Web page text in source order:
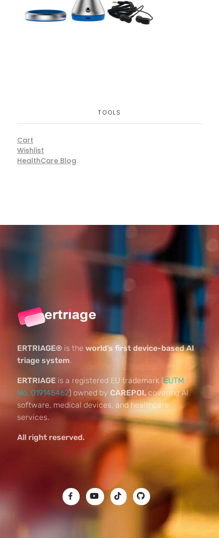
TOOLS
Cart
Wishlist
HealthCare Blog
ERTRIAGE® is the world’s first device-based AI
triage system.
ERTRIAGE is a registered EU trademark (EUTM
No. 019145462) owned by CAREPOI,covering AI
software, medical devices, and healthcare
services.
All right reserved.